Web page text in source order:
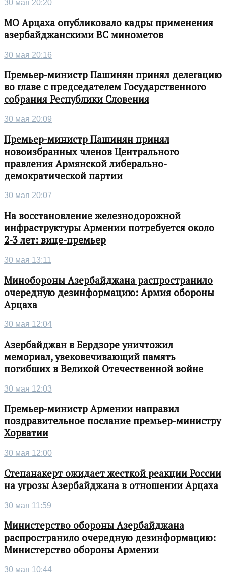
30 мая 20:20
МО Арцаха опубликовало кадры применения
азербайджанскими ВС минометов
30 мая 20:16
Премьер-министр Пашинян принял делегацию
во главе с председателем Государственного
собрания Республики Словения
30 мая 20:09
Премьер-министр Пашинян принял
новоизбранных членов Центрального
правления Армянской либерально-
демократической партии
30 мая 20:07
На восстановление железнодорожной
инфраструктуры Армении потребуется около
2-3 лет: вице-премьер
30 мая 13:11
Минобороны Азербайджана распространило
очередную дезинформацию: Армия обороны
Арцаха
30 мая 12:04
Азербайджан в Бердзоре уничтожил
мемориал, увековечивающий память
погибших в Великой Отечественной войне
30 мая 12:03
Премьер-министр Армении направил
поздравительное послание премьер-министру
Хорватии
30 мая 12:00
Степанакерт ожидает жесткой реакции России
на угрозы Азербайджана в отношении Арцаха
30 мая 11:59
Министерство обороны Азербайджана
распространило очередную дезинформацию:
Министерство обороны Армении
30 мая 10:44